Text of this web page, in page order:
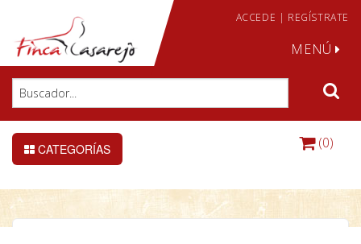
ACCEDE | REGÍSTRATE
MENÚ
CATEGORÍAS (0)